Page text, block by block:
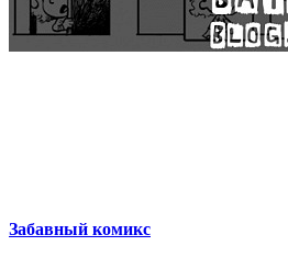
Забавный комикс